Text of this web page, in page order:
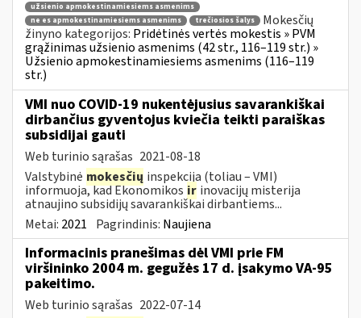
užsienio apmokestinamiesiems asmenims
ne es apmokestinamiesiems asmenims
trečiosios šalys
Mokesčių
žinyno kategorijos: Pridėtinės vertės mokestis » PVM
grąžinimas užsienio asmenims (42 str., 116–119 str.) »
Užsienio apmokestinamiesiems asmenims (116–119
str.)
VMI nuo COVID-19 nukentėjusius savarankiškai
dirbančius gyventojus kviečia teikti paraiškas
subsidijai gauti
Web turinio sąrašas 2021-08-18
Valstybinė mokesčių inspekcija (toliau – VMI)
informuoja, kad Ekonomikos ir inovacijų misterija
atnaujino subsidijų savarankiškai dirbantiems...
Metai: 2021 Pagrindinis: Naujiena
Informacinis pranešimas dėl VMI prie FM
viršininko 2004 m. gegužės 17 d. įsakymo VA-95
pakeitimo.
Web turinio sąrašas 2022-07-14